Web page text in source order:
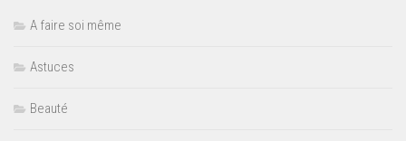
A faire soi même
Astuces
Beauté